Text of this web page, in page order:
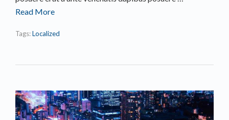
Read More
Tags:Localized